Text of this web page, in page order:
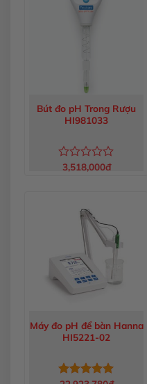
Bút đo pH Trong Rượu
HI981033
Được
3,518,000đ
Máy đo pH để bàn Hanna
HI5221-02